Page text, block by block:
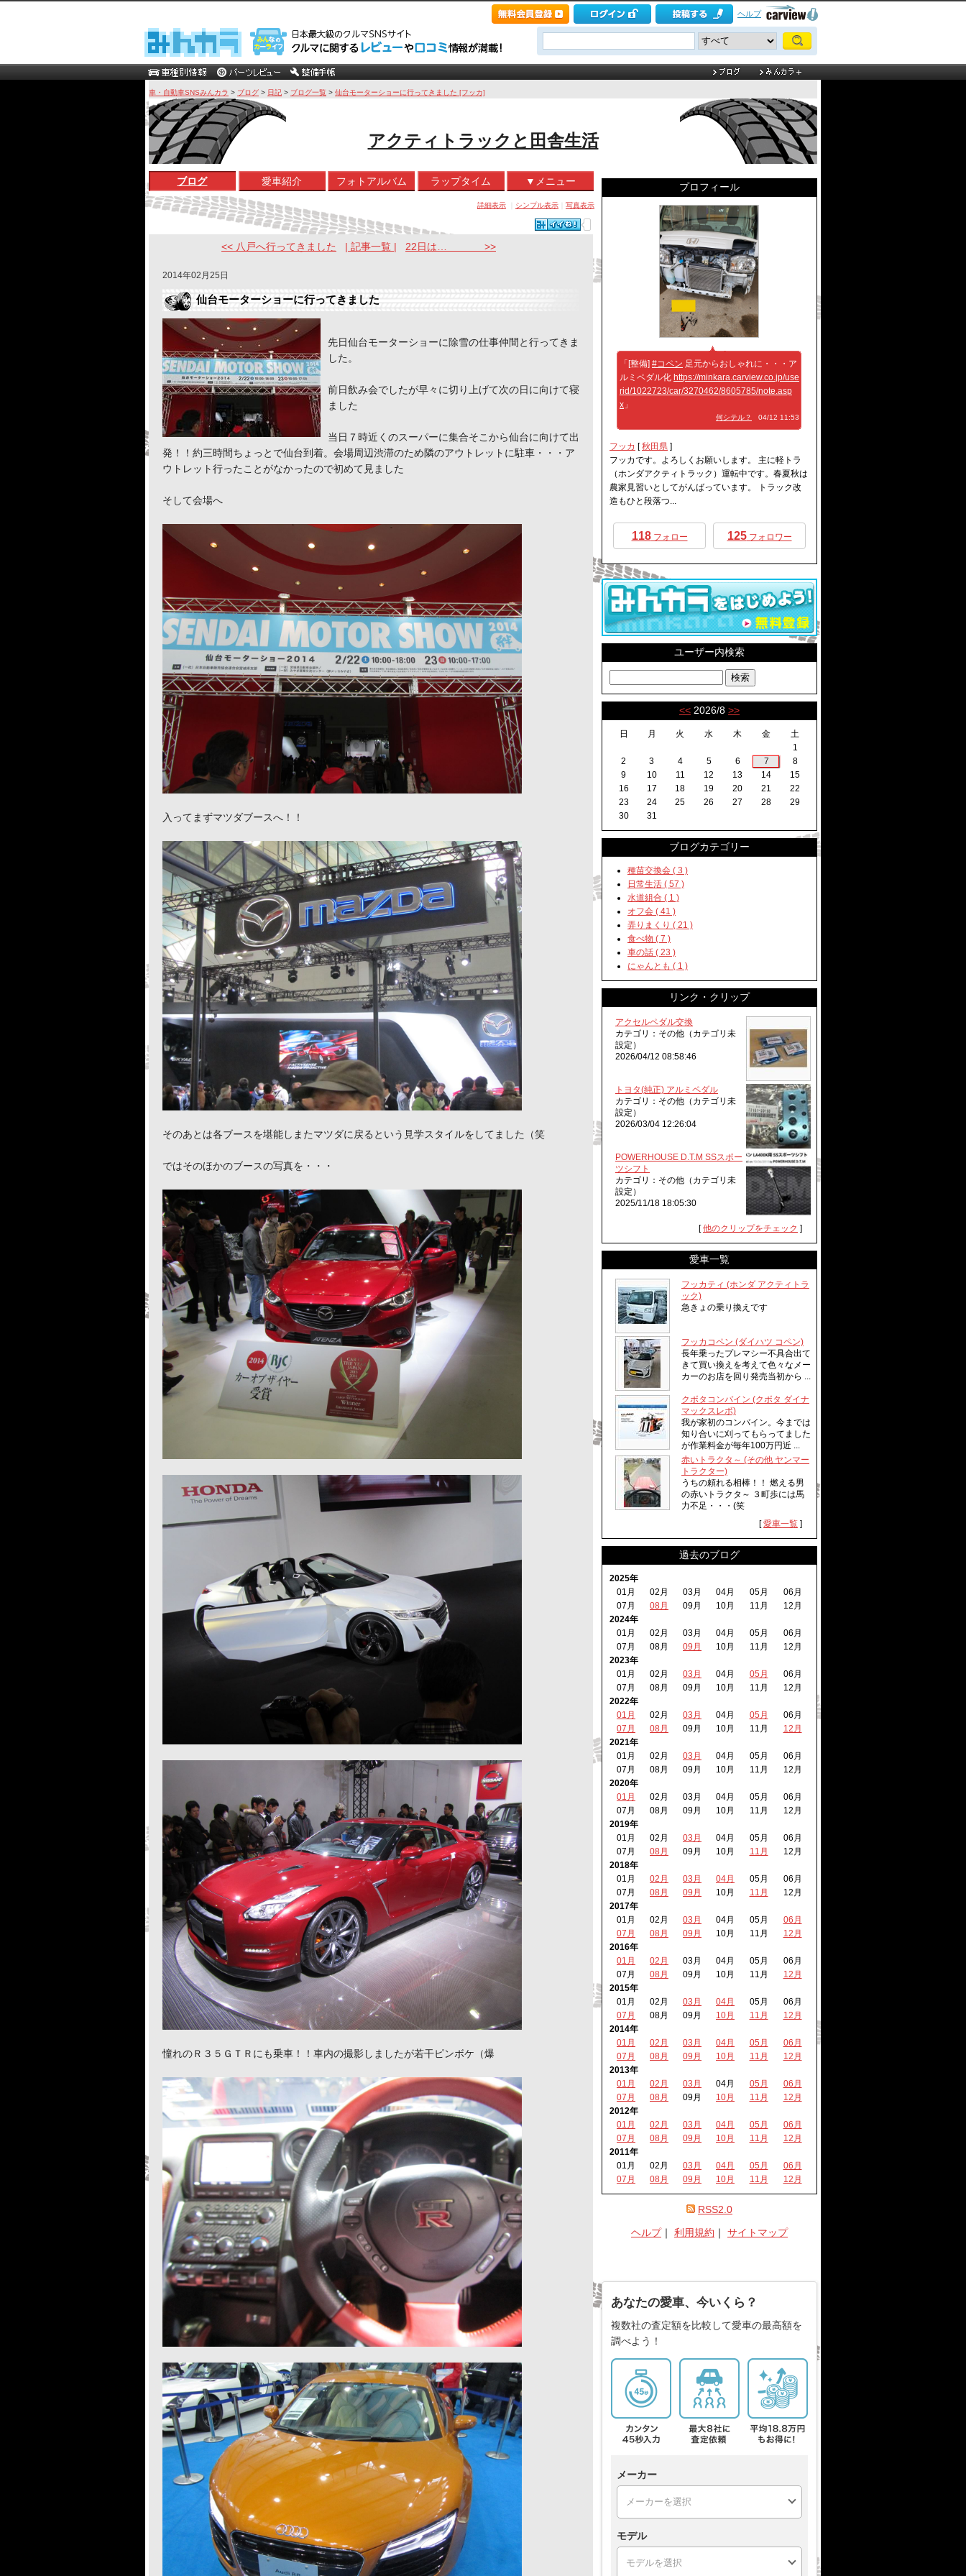
ヘルプ
車・自動車SNSみんカラ > ブログ > 日記 > ブログ一覧 > 仙台モーターショーに行ってきました [フッカ]
アクティトラックと田舎生活
ブログ 愛車紹介 フォトアルバム ラップタイム ▼メニュー
詳細表示 シンプル表示 写真表示
<< 八戸へ行ってきました | 記事一覧 | 22日は… >>
2014年02月25日
仙台モーターショーに行ってきました
先日仙台モーターショーに除雪の仕事仲間と行ってきま
した。
前日飲み会でしたが早々に切り上げて次の日に向けて寝
ました
当日７時近くのスーパーに集合そこから仙台に向けて出
発！！約三時間ちょっとで仙台到着。会場周辺渋滞のため隣のアウトレットに駐車・・・ア
ウトレット行ったことがなかったので初めて見ました
そして会場へ
入ってまずマツダブースへ！！
そのあとは各ブースを堪能しまたマツダに戻るという見学スタイルをしてました（笑
ではそのほかのブースの写真を・・・
憧れのＲ３５ＧＴＲにも乗車！！車内の撮影しましたが若干ピンボケ（爆
プロフィール
「[整備] #コペン 足元からおしゃれに・・・ア
ルミペダル化 https://minkara.carview.co.jp/use
rid/1022723/car/3270462/8605785/note.asp
x 」
何シテル？ 04/12 11:53
フッカ [秋田県 ]
フッカです。よろしくお願いします。 主に軽トラ
（ホンダアクティトラック）運転中です。春夏秋は
農家見習いとしてがんばっています。 トラック改
造もひと段落つ...
118フォロー 125フォロワー
ユーザー内検索
<< 2026/8 >>
日 月 火 水 木 金
土
1
2
3 4 5 6 7
8
9
10 11 12 13 14
15
16
17 18 19 20 21
22
23
24 25 26 27 28
29
30
31
ブログカテゴリー
種苗交換会 ( 3 )
日常生活 ( 57 )
水道組合 ( 1 )
オフ会 ( 41 )
弄りまくり ( 21 )
食べ物 ( 7 )
車の話 ( 23 )
にゃんとも ( 1 )
リンク・クリップ
アクセルペダル交換
カテゴリ：その他（カテゴリ未
設定）
2026/04/12 08:58:46
トヨタ(純正) アルミペダル
カテゴリ：その他（カテゴリ未
設定）
2026/03/04 12:26:04
POWERHOUSE D.T.M SSスポー
ツシフト
カテゴリ：その他（カテゴリ未
設定）
2025/11/18 18:05:30
[他のクリップをチェック ]
愛車一覧
フッカティ (ホンダ アクティトラ
ック)
急きょの乗り換えです
フッカコペン (ダイハツ コペン)
長年乗ったプレマシー不具合出て
きて買い換えを考えて色々なメー
カーのお店を回り発売当初から ...
クボタコンバイン (クボタ ダイナ
マックスレボ)
我が家初のコンバイン。今までは
知り合いに刈ってもらってました
が作業料金が毎年100万円近 ...
赤いトラクタ～ (その他 ヤンマー
トラクター)
うちの頼れる相棒！！ 燃える男
の赤いトラクタ～ ３町歩には馬
力不足・・・(笑
[愛車一覧 ]
過去のブログ
2025年
01月
02月 03月 04月 05月
06月
07月
08月 09月 10月 11月
12月
2024年
01月
02月 03月 04月 05月
06月
07月
08月 09月 10月 11月
12月
2023年
01月
02月 03月 04月 05月
06月
07月
08月 09月 10月 11月
12月
2022年
01月
02月 03月 04月 05月
06月
07月
08月 09月 10月 11月
12月
2021年
01月
02月 03月 04月 05月
06月
07月
08月 09月 10月 11月
12月
2020年
01月
02月 03月 04月 05月
06月
07月
08月 09月 10月 11月
12月
2019年
01月
02月 03月 04月 05月
06月
07月
08月 09月 10月 11月
12月
2018年
01月
02月 03月 04月 05月
06月
07月
08月 09月 10月 11月
12月
2017年
01月
02月 03月 04月 05月
06月
07月
08月 09月 10月 11月
12月
2016年
01月
02月 03月 04月 05月
06月
07月
08月 09月 10月 11月
12月
2015年
01月
02月 03月 04月 05月
06月
07月
08月 09月 10月 11月
12月
2014年
01月
02月 03月 04月 05月
06月
07月
08月 09月 10月 11月
12月
2013年
01月
02月 03月 04月 05月
06月
07月
08月 09月 10月 11月
12月
2012年
01月
02月 03月 04月 05月
06月
07月
08月 09月 10月 11月
12月
2011年
01月
02月 03月 04月 05月
06月
07月
08月 09月 10月 11月 12月
RSS2.0
ヘルプ｜ 利用規約 ｜ サイトマップ
あなたの愛車、今いくら？
複数社の査定額を比較して愛車の最高額を
調べよう！
メーカー
モデル